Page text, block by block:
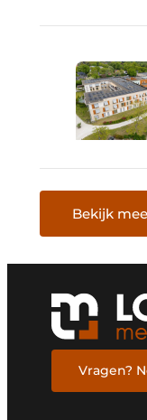
Bekijk
Vragen?